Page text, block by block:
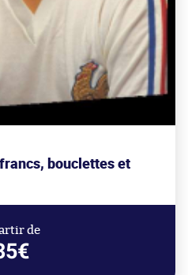
bouclettes et
de